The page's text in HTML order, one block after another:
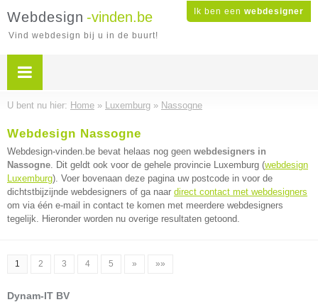
Ik ben een webdesigner
Webdesign -vinden.be
Vind webdesign bij u in de buurt!
U bent nu hier: Home » Luxemburg » Nassogne
Webdesign Nassogne
Webdesign-vinden.be bevat helaas nog geen webdesigners in
Nassogne. Dit geldt ook voor de gehele provincie Luxemburg (webdesign
Luxemburg). Voer bovenaan deze pagina uw postcode in voor de
dichtstbijzijnde webdesigners of ga naar direct contact met webdesigners
om via één e-mail in contact te komen met meerdere webdesigners
tegelijk. Hieronder worden nu overige resultaten getoond.
1 2 3 4 5 » »»
Dynam-IT BV